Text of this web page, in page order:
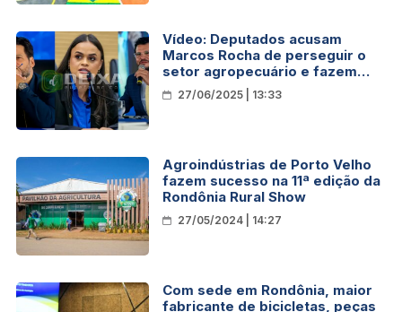
Vídeo: Deputados acusam
Marcos Rocha de perseguir o
setor agropecuário e fazem
críticas ao governo de Rondônia
27/06/2025 | 13:33
Agroindústrias de Porto Velho
fazem sucesso na 11ª edição da
Rondônia Rural Show
27/05/2024 | 14:27
Com sede em Rondônia, maior
fabricante de bicicletas, peças